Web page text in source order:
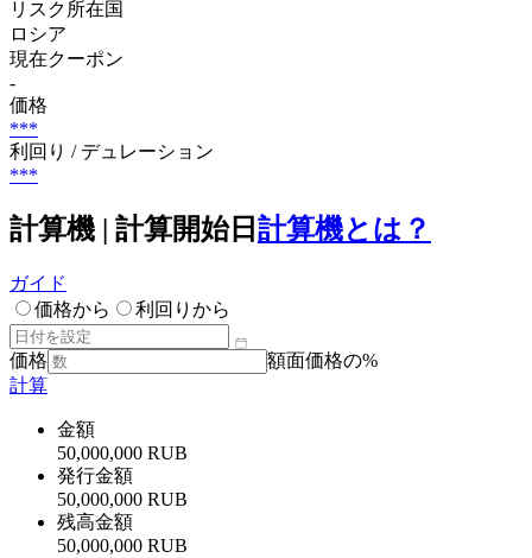
リスク所在国
ロシア
現在クーポン
-
価格
***
利回り / デュレーション
***
計算機 | 計算開始日 計算機とは？
ガイド
価格から
利回りから
価格
額面価格の%
計算
金額
50,000,000 RUB
発行金額
50,000,000 RUB
残高金額
50,000,000 RUB